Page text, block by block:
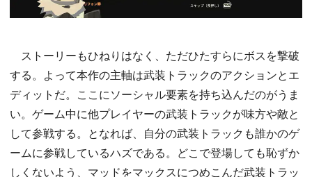
ストーリーもひねりはなく、ただひたすらにボスを撃破
する。よって本作の主軸は武装トラックのアクションとエ
ディットだ。ここにソーシャル要素を持ち込んだのがうま
い。ゲーム中に他プレイヤーの武装トラックが味方や敵と
して参戦する。となれば、自分の武装トラックも誰かのゲ
ームに参戦しているハズである。どこで登場しても恥ずか
しくないよう、マッドをマックスにつめこんだ武装トラッ